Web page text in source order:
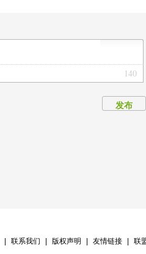
140
发布
联系我们 版权声明 友情链接 联